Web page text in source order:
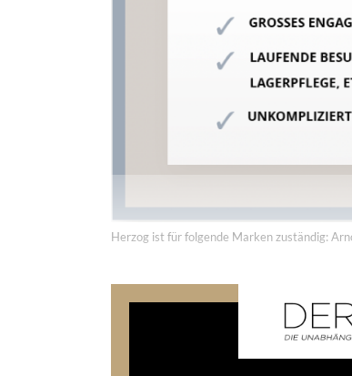
Burato,Ebel,
KEINE KOMMENTARE
sein, um